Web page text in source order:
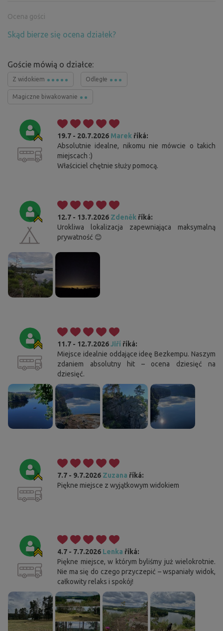
Ocena gości
Skąd bierze się ocena działek?
Goście mówią o działce:
Z widokiem Odległe
Magiczne biwakowanie
19.7 - 20.7.2026 Marek říká:
Absolutnie idealne, nikomu nie mówcie o takich
miejscach :)
Właściciel chętnie służy pomocą.
12.7 - 13.7.2026 Zdeněk říká:
Urokliwa lokalizacja zapewniająca maksymalną
prywatność 😊
11.7 - 12.7.2026Jiří říká:
Miejsce idealnie oddające ideę Bezkempu. Naszym
zdaniem absolutny hit – ocena dziesięć na
dziesięć.
7.7 - 9.7.2026 Zuzana říká:
Piękne miejsce z wyjątkowym widokiem
4.7 - 7.7.2026 Lenka říká:
Piękne miejsce, w którym byliśmy już wielokrotnie.
Nie ma się do czego przyczepić – wspaniały widok,
całkowity relaks i spokój!